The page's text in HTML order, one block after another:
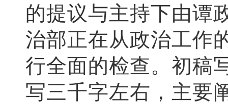
的提议与主持下由谭
治部正在从政治工作
行全面的检查。初稿
写三千字左右，主要